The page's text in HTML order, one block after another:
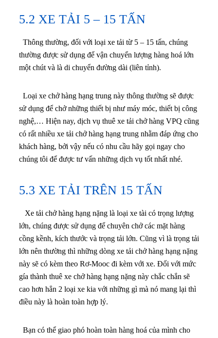
5.2 XE TẢI 5 – 15 TẤN
Thông thường, đối với loại xe tải từ 5 – 15 tấn, chúng
thường được sử dụng để vận chuyển lượng hàng hoá lớn
một chút và là di chuyển đường dài (liên tỉnh).
Loại xe chở hàng hạng trung này thông thường sẽ được
sử dụng để chở những thiết bị như máy móc, thiết bị công
nghệ,… Hiện nay, dịch vụ thuê xe tải chở hàng VPQ cũng
có rất nhiều xe tải chở hàng hạng trung nhằm đáp ứng cho
khách hàng, bởi vậy nếu có nhu cầu hãy gọi ngay cho
chúng tôi để được tư vấn những dịch vụ tốt nhất nhé.
5.3 XE TẢI TRÊN 15 TẤN
Xe tải chở hàng hạng nặng là loại xe tài có trọng lượng
lớn, chúng được sử dụng để chuyên chở các mặt hàng
cồng kềnh, kích thước và trọng tải lớn. Cũng vì là trọng tải
lớn nên thường thì những dòng xe tải chở hàng hạng nặng
này sẽ có kèm theo Rơ-Mooc đi kèm với xe. Đối với mức
gía thành thuê xe chở hàng hạng nặng này chắc chắn sẽ
cao hơn hẳn 2 loại xe kia với những gì mà nó mang lại thì
điều này là hoàn toàn hợp lý.
Bạn có thể giao phó hoàn toàn hàng hoá của mình cho